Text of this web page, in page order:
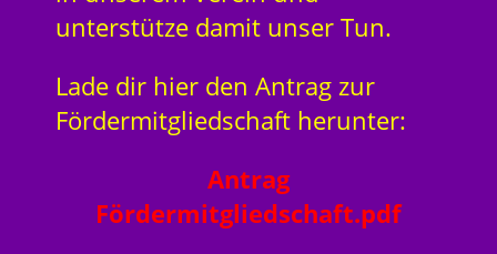
unterstütze damit unser Tun.
Lade dir hier den Antrag zur
Fördermitgliedschaft herunter:
Antrag
Fördermitgliedschaft.pdf